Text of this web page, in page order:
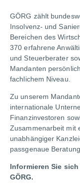
GÖRG zählt
Insolvenz- und
Bereichen des
370 erfahrene
und Steuerberater
Mandanten
fachlichem Niveau.
Zu unserem
internationale
Finanzinvestoren
Zusammenarbeit mit
unabhängiger
passgenaue Beratung.
Informieren Sie
GÖRG.